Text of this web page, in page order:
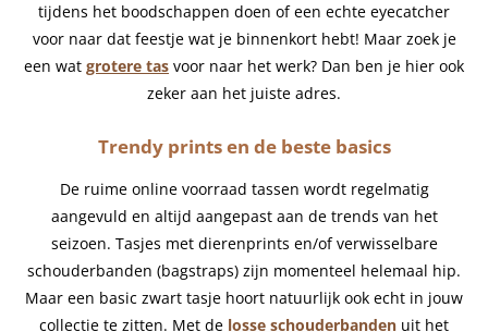
tijdens het boodschappen doen of een echte eyecatcher
voor naar dat feestje wat je binnenkort hebt! Maar zoek je
een wat grotere tas voor naar het werk? Dan ben je hier ook
zeker aan het juiste adres.
Trendy prints en de beste basics
De ruime online voorraad tassen wordt regelmatig
aangevuld en altijd aangepast aan de trends van het
seizoen. Tasjes met dierenprints en/of verwisselbare
schouderbanden (bagstraps) zijn momenteel helemaal hip.
Maar een basic zwart tasje hoort natuurlijk ook echt in jouw
collectie te zitten. Met de losse schouderbanden uit het